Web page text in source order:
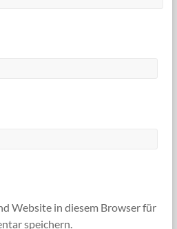
Website in diesem Browser für
speichern.